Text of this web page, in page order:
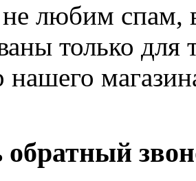
любим спам,
только для
обратный